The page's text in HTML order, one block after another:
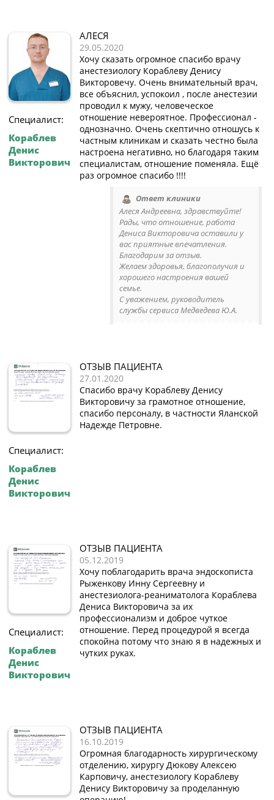
Специалист:
Кораблев
Денис
Викторович
АЛЕСЯ
29.05.2020
Хочу сказать огромное спасибо врачу
анестезиологу Кораблеву Денису
Викторовечу. Очень внимательный врач,
все объяснил, успокоил , после анестезии
проводил к мужу, человеческое
отношение невероятное. Профессионал -
однозначно. Очень скептично отношусь к
частным клиникам и сказать честно была
настроена негативно, но благодаря таким
специалистам, отношение поменяла. Ещё
раз огромное спасибо !!!!
Ответ клиники
Алеся Андреевна, здравствуйте!
Рады, что отношение, работа
Дениса Викторовича оставили у
вас приятные впечатления.
Благодарим за отзыв.
Желаем здоровья, благополучия и
хорошего настроения вашей
семье.
С уважением, руководитель
службы сервиса Медведева Ю.А.
Специалист:
Кораблев
Денис
Викторович
ОТЗЫВ ПАЦИЕНТА
27.01.2020
Спасибо врачу Кораблеву Денису
Викторовичу за грамотное отношение,
спасибо персоналу, в частности Яланской
Надежде Петровне.
Специалист:
Кораблев
Денис
Викторович
ОТЗЫВ ПАЦИЕНТА
05.12.2019
Хочу поблагодарить врача эндоскописта
Рыженкову Инну Сергеевну и
анестезиолога-реаниматолога Кораблева
Дениса Викторовича за их
профессионализм и доброе чуткое
отношение. Перед процедурой я всегда
спокойна потому что знаю я в надежных и
чутких руках.
ОТЗЫВ ПАЦИЕНТА
16.10.2019
Огромная благодарность хирургическому
отделению, хирургу Дюкову Алексею
Карповичу, анестезиологу Кораблеву
Денису Викторовичу за проделанную